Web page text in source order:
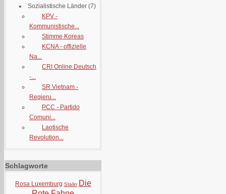
Sozialistische Länder (7)
KPV -
Kommunistische...
Stimme Koreas
KCNA - offizielle
Na...
CRI Online Deutsch
-...
SR Vietnam -
Regieru...
PCC - Partido
Comuni...
Laotische
Revolution...
Schlagworte
Rosa Luxemburg Stalin Die